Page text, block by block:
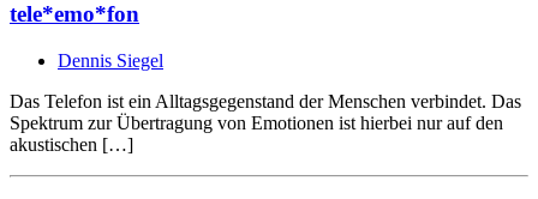
tele*emo*fon
Dennis Siegel
Das Telefon ist ein Alltagsgegenstand der Menschen verbindet. Das
Spektrum zur Übertragung von Emotionen ist hierbei nur auf den
akustischen […]